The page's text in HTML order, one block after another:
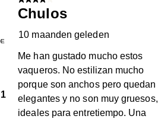
1
Chulos
10 maanden geleden
Me han gustado mucho estos
vaqueros. No estilizan mucho
porque son anchos pero quedan
elegantes y no son muy gruesos,
ideales para entretiempo. Una